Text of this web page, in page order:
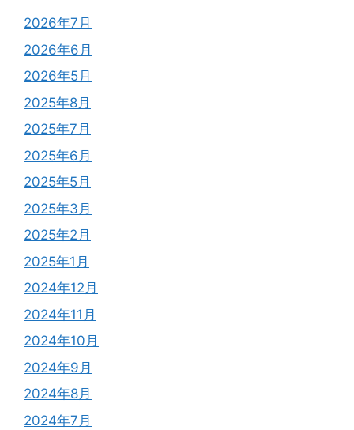
2026年7月
2026年6月
2026年5月
2025年8月
2025年7月
2025年6月
2025年5月
2025年3月
2025年2月
2025年1月
2024年12月
2024年11月
2024年10月
2024年9月
2024年8月
2024年7月